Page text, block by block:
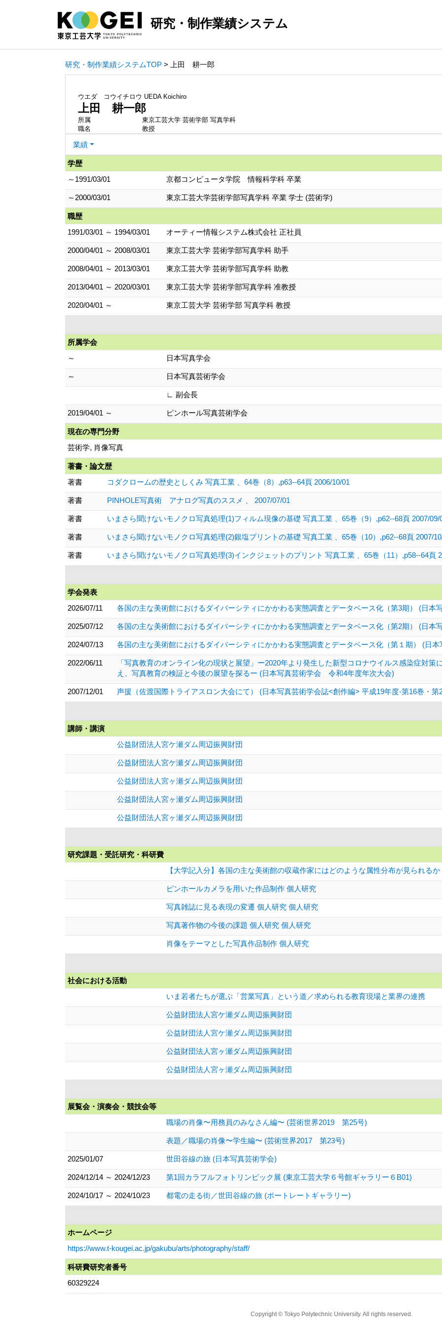
研究・制作業績システム
研究・制作業績システムTOP > 上田 耕一郎
ウエダ コウイチロウ UEDA Koichiro
上田 耕一郎
所属
東京工芸大学 芸術学部 写真学科
職名
教授
業績
学歴
～1991/03/01
京都コンピュータ学院 情報科学科 卒業
～2000/03/01 東京工芸大学芸術学部写真学科 卒業 学士 (芸術学)
職歴
1991/03/01 ～ 1994/03/01
オーティー情報システム株式会社 正社員
2000/04/01 ～ 2008/03/01 東京工芸大学 芸術学部写真学科 助手
2008/04/01 ～ 2013/03/01 東京工芸大学 芸術学部写真学科 助教
2013/04/01 ～ 2020/03/01 東京工芸大学 芸術学部写真学科 准教授
2020/04/01 ～ 東京工芸大学 芸術学部 写真学科 教授
所属学会
～
日本写真学会
～ 日本写真芸術学会
∟ 副会長
2019/04/01 ～ ピンホール写真芸術学会
現在の専門分野
芸術学, 肖像写真
著書・論文歴
著書
コダクロームの歴史としくみ 写真工業 、64巻（8）,p63--64頁 2006/10/01
著書 PINHOLE写真術 アナログ写真のススメ 、 2007/07/01
著書 いまさら聞けないモノクロ写真処理(1)フィルム現像の基礎 写真工業 、65巻（9）,p62--68頁 2007/09/
著書 いまさら聞けないモノクロ写真処理(2)銀塩プリントの基礎 写真工業 、65巻（10）,p62--68頁 2007/
著書 いまさら聞けないモノクロ写真処理(3)インクジェットのプリント 写真工業 、65巻（11）,p58--64頁
学会発表
2026/07/11
各国の主な美術館におけるダイバーシティにかかわる実態調査とデータベース化（第3期） (日
2025/07/12 各国の主な美術館におけるダイバーシティにかかわる実態調査とデータベース化（第2期） (日
2024/07/13 各国の主な美術館におけるダイバーシティにかかわる実態調査とデータベース化（第１期） (日
2022/06/11
「写真教育のオンライン化の現状と展望」ー2020年より発生した新型コロナウイルス感染症対策
え、写真教育の検証と今後の展望を探るー (日本写真芸術学会 令和4年度年次大会)
2007/12/01 声援（佐渡国際トライアスロン大会にて） (日本写真芸術学会誌<創作編> 平成19年度-第16巻・第
講師・講演
公益財団法人宮ケ瀬ダム周辺振興財団
公益財団法人宮ケ瀬ダム周辺振興財団
公益財団法人宮ヶ瀬ダム周辺振興財団
公益財団法人宮ヶ瀬ダム周辺振興財団
公益財団法人宮ヶ瀬ダム周辺振興財団
研究課題・受託研究・科研費
【大学記入分】各国の主な美術館の収蔵作家にはどのような属性分布が見られる
ピンホールカメラを用いた作品制作 個人研究
写真雑誌に見る表現の変遷 個人研究 個人研究
写真著作物の今後の課題 個人研究 個人研究
肖像をテーマとした写真作品制作 個人研究
社会における活動
いま若者たちが選ぶ「営業写真」という道／求められる教育現場と業界の連携
公益財団法人宮ケ瀬ダム周辺振興財団
公益財団法人宮ケ瀬ダム周辺振興財団
公益財団法人宮ヶ瀬ダム周辺振興財団
公益財団法人宮ヶ瀬ダム周辺振興財団
展覧会・演奏会・競技会等
職場の肖像〜用務員のみなさん編〜 (芸術世界2019 第25号)
表題／職場の肖像〜学生編〜 (芸術世界2017 第23号)
2025/01/07 世田谷線の旅 (日本写真芸術学会)
2024/12/14 ～ 2024/12/23 第1回カラフルフォトリンピック展 (東京工芸大学６号館ギャラリー６B01)
2024/10/17 ～ 2024/10/23 都電の走る街／世田谷線の旅 (ポートレートギャラリー)
ホームページ
https://www.t-kougei.ac.jp/gakubu/arts/photography/staff/
科研費研究者番号
60329224
Copyright © Tokyo Polytechnic University. All rights reserved.